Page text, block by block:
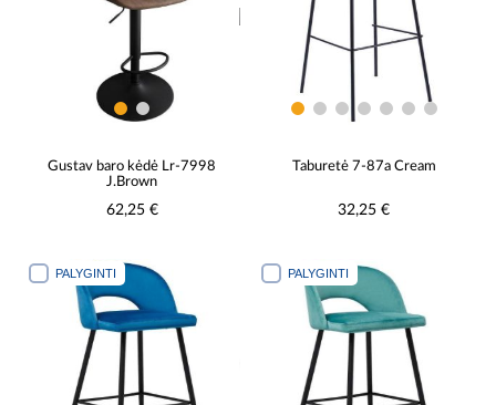
Gustav baro kėdė Lr-7998
J.Brown
62,25 €
Taburetė 7-87a Cream
32,25 €
PALYGINTI PALYGINTI